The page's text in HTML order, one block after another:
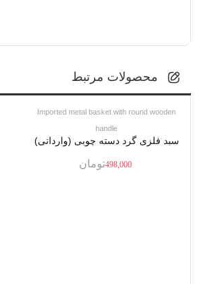
محصولات مرتبط
Imported metal basket with round wooden
handle
سبد فلزی گرد دسته چوبی (وارداتی)
تومان